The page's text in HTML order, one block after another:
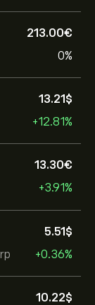
213.00‎€‎
0%
13.21‎$‎
+12.81%
13.30‎€‎
+3.91%
5.51‎$‎
+0.36%
10.22‎$‎